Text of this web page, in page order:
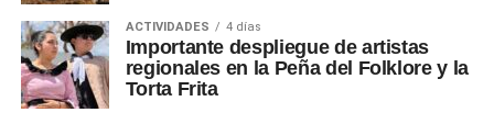
ACTIVIDADES 4 días
Importante despliegue de artistas
regionales en la Peña del Folklore y la
Torta Frita